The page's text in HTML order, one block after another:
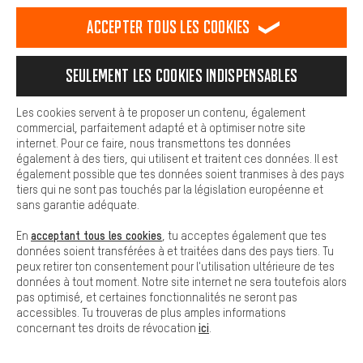
#DEINBIKEBRAUCHTDAS
ACHAT SÉCURISÉ
PAIEMENT SÉCURISÉ
Nous pouvons ainsi mettre à ta disposition d'autres contenus et
informations utiles. De plus, tu as la possibilité d'utiliser des
facilement les bons produits. Par exemple, nous proposons une
facilement aux questions.
Cookies de base
Les cookies de base garantissent que tu puisses utiliser les
fonctions de notre site web.
Accepter tous les cookies
Seulement les cookies indispensables
Les cookies servent à te proposer un contenu, également
commercial, parfaitement adapté et à optimiser notre site
internet. Pour ce faire, nous transmettons tes données
également à des tiers, qui utilisent et traitent ces données. Il est
également possible que tes données soient tranmises à des pays
tiers qui ne sont pas touchés par la législation européenne et
sans garantie adéquate.
En acceptant tous les cookies , tu acceptes également que tes
données soient transférées à et traitées dans des pays tiers. Tu
peux retirer ton consentement pour l'utilisation ultérieure de tes
données à tout moment. Notre site internet ne sera toutefois alors
pas optimisé, et certaines fonctionnalités ne seront pas
accessibles. Tu trouveras de plus amples informations
concernant tes droits de révocation ici